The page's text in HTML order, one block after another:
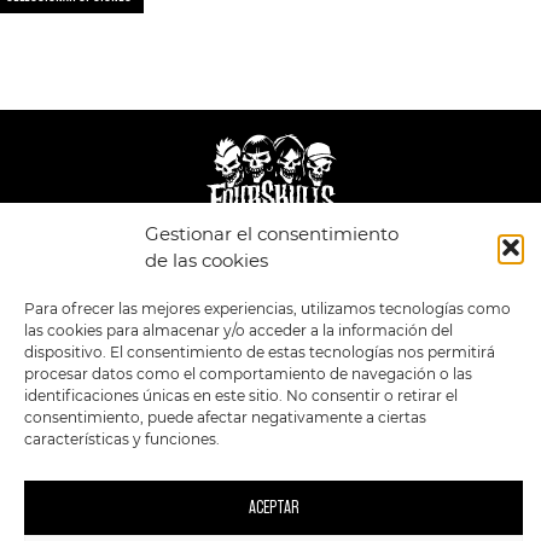
Gestionar el consentimiento
de las cookies
Para ofrecer las mejores experiencias, utilizamos tecnologías como
las cookies para almacenar y/o acceder a la información del
dispositivo. El consentimiento de estas tecnologías nos permitirá
procesar datos como el comportamiento de navegación o las
identificaciones únicas en este sitio. No consentir o retirar el
consentimiento, puede afectar negativamente a ciertas
características y funciones.
ACEPTAR
POLÍTICA DE
PRIVACIDAD
TÉRMINOS Y
CONDICIONES
GENERALES DE LA
VENTA
POLÍTICA DE COOKIES
TIENDA
ESTILOS
FORMATOS
PREVENTAS
OFERTAS
MERCHANDISING
FOUR SKULLS